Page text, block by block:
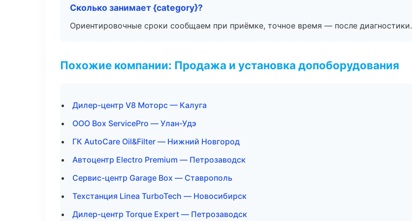
Сколько занимает {category}?
Ориентировочные сроки сообщаем при приёмке, точное время — после диагностики.
Похожие компании: Продажа и установка допоборудования
Дилер-центр V8 Моторс — Калуга
ООО Box ServicePro — Улан-Удэ
ГК AutoCare Oil&Filter — Нижний Новгород
Автоцентр Electro Premium — Петрозаводск
Сервис-центр Garage Box — Ставрополь
Техстанция Linea TurboTech — Новосибирск
Дилер-центр Torque Expert — Петрозаводск